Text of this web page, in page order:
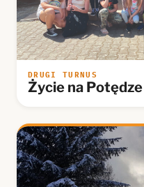
DRUGI TURNUS
Życie na Potędze